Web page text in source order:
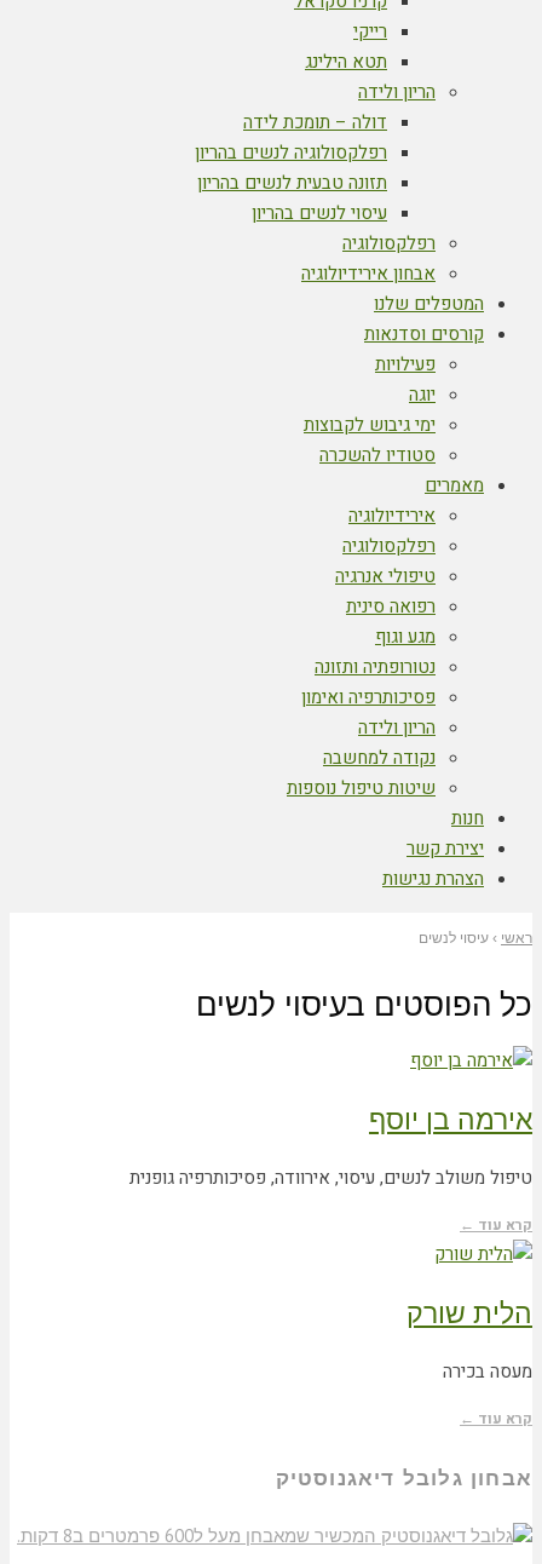
רייקי
תטא הילינג
הריון ולידה
דולה – תומכת לידה
רפלקסולוגיה לנשים בהריון
תזונה טבעית לנשים בהריון
עיסוי לנשים בהריון
רפלקסולוגיה
אבחון אירידיולוגיה
המטפלים שלנו
קורסים וסדנאות
פעילויות
יוגה
ימי גיבוש לקבוצות
סטודיו להשכרה
מאמרים
אירידיולוגיה
רפלקסולוגיה
טיפולי אנרגיה
רפואה סינית
מגע וגוף
נטורופתיה ותזונה
פסיכותרפיה ואימון
הריון ולידה
נקודה למחשבה
שיטות טיפול נוספות
חנות
יצירת קשר
הצהרת נגישות
ראשי › עיסוי לנשים
כל הפוסטים בעיסוי לנשים
אירמה בן יוסף
טיפול משולב לנשים, עיסוי, אירוודה, פסיכותרפיה גופנית
קרא עוד ←
הלית שורק
מעסה בכירה
קרא עוד ←
אבחון גלובל דיאגנוסטיק